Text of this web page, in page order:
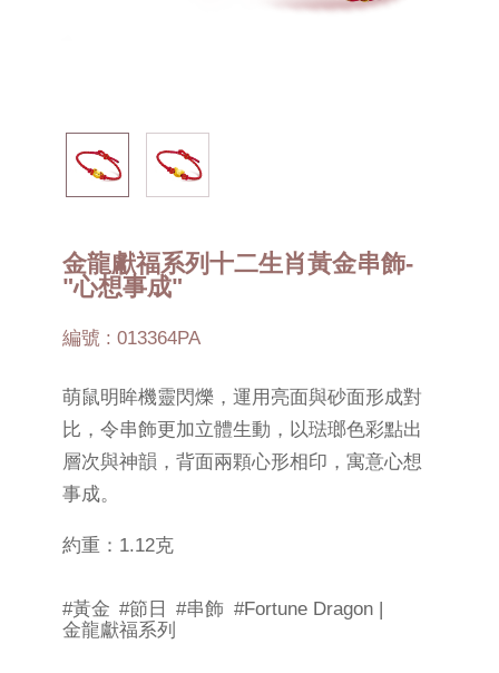
金龍獻福系列十二生肖黃金串飾-
"心想事成"
編號 : 013364PA
萌鼠明眸機靈閃爍，運用亮面與砂面形成對
比，令串飾更加立體生動，以琺瑯色彩點出
層次與神韻，背面兩顆心形相印，寓意心想
事成。
約重：1.12克
#黃金 #節日 #串飾 #Fortune Dragon |
金龍獻福系列